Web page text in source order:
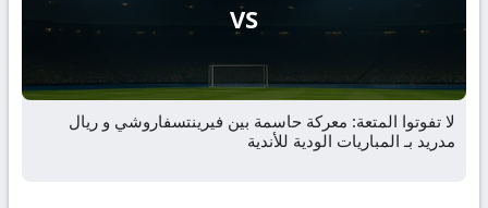
VS
لا تفوتوا المتعة: معركة حاسمة بين فيرينتسفاروشي و ريال
مدريد بـ المباريات الودية للأندية